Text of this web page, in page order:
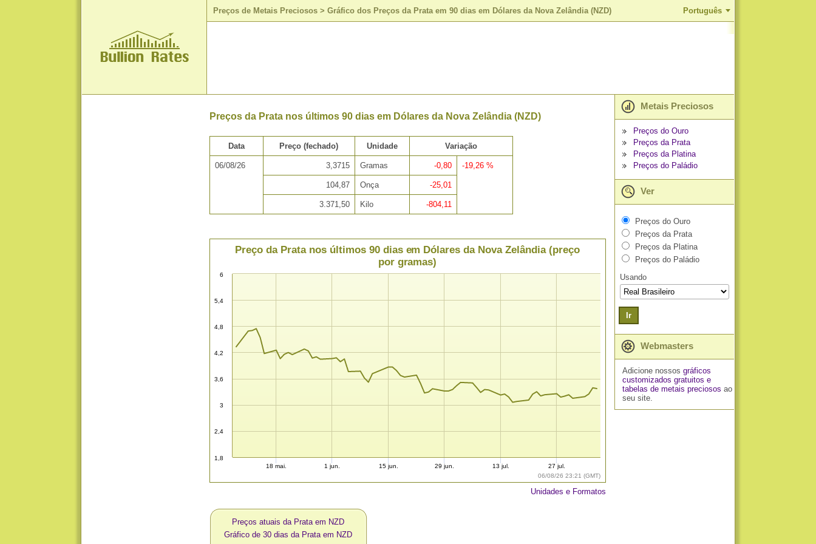
Preços de Metais Preciosos > Gráfico dos Preços da Prata em 90 dias em Dólares da Nova Zelândia (NZD) Português
Preços da Prata nos últimos 90 dias em Dólares da Nova Zelândia (NZD)
Data Preço (fechado) Unidade Variação
06/08/26 3,3715 Gramas -0,80 -19,26 %
104,87 Onça -25,01
3.371,50 Kilo -804,11
06/08/26 23:21 (GMT)
Preço da Prata nos últimos 90 dias em Dólares da Nova Zelândia (preço
por gramas)
1,8
2,4
3
3,6
4,2
4,8
5,4
6
18 mai. 1 jun. 15 jun. 29 jun. 13 jul. 27 jul.
Unidades e Formatos
Preços atuais da Prata em NZD
Gráfico de 30 dias da Prata em NZD
Metais Preciosos
Preços do Ouro
Preços da Prata
Preços da Platina
Preços do Paládio
Ver
Preços do Ouro
Preços da Prata
Preços da Platina
Preços do Paládio
Usando
Ir
Webmasters
Adicione nossos gráficos
customizados gratuitos e
tabelas de metais preciosos ao
seu site.